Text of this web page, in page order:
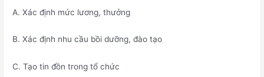
A. Xác định mức lương, thưởng
B. Xác định nhu cầu bồi dưỡng, đào tạo
C. Tạo tin đồn trong tổ chức